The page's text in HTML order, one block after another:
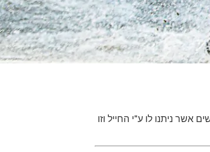
ניתנו לו ע"י החייל וזו